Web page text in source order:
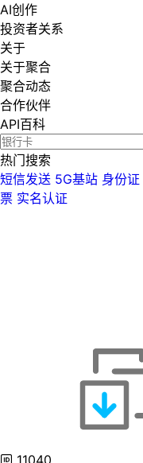
AI创作
投资者关系
关于
关于聚合
聚合动态
合作伙伴
API百科
热门搜索
短信发送 5G基站 身份证
票 实名认证
11040